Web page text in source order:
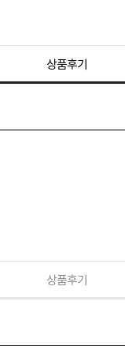
상품후기
상품후기